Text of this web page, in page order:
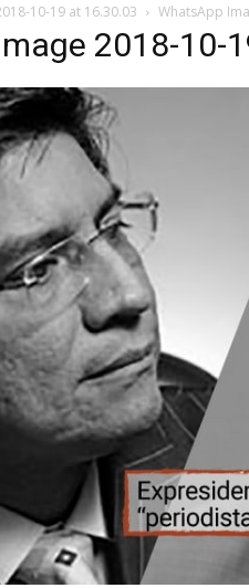
10-19 at 16.30.03 WhatsApp
2018-10-